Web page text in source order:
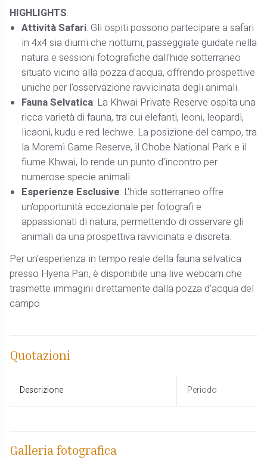
HIGHLIGHTS:
Attività Safari: Gli ospiti possono partecipare a safari
in 4x4 sia diurni che notturni, passeggiate guidate nella
natura e sessioni fotografiche dall'hide sotterraneo
situato vicino alla pozza d'acqua, offrendo prospettive
uniche per l'osservazione ravvicinata degli animali.
Fauna Selvatica: La Khwai Private Reserve ospita una
ricca varietà di fauna, tra cui elefanti, leoni, leopardi,
licaoni, kudu e red lechwe. La posizione del campo, tra
la Moremi Game Reserve, il Chobe National Park e il
fiume Khwai, lo rende un punto d'incontro per
numerose specie animali.
Esperienze Esclusive: L'hide sotterraneo offre
un'opportunità eccezionale per fotografi e
appassionati di natura, permettendo di osservare gli
animali da una prospettiva ravvicinata e discreta.
Per un'esperienza in tempo reale della fauna selvatica
presso Hyena Pan, è disponibile una live webcam che
trasmette immagini direttamente dalla pozza d'acqua del
campo
Quotazioni
Descrizione Periodo
Galleria fotografica